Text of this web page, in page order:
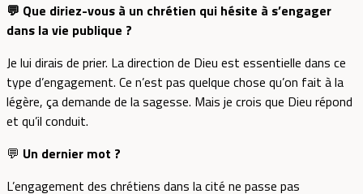
💬 Que diriez-vous à un chrétien qui hésite à s’engager
dans la vie publique ?
Je lui dirais de prier. La direction de Dieu est essentielle dans ce
type d’engagement. Ce n’est pas quelque chose qu’on fait à la
légère, ça demande de la sagesse. Mais je crois que Dieu répond
et qu’il conduit.
💬 Un dernier mot ?
L’engagement des chrétiens dans la cité ne passe pas